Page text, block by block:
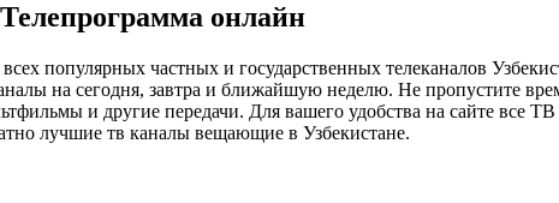
онлайн
популярных частных и государственных телеканалов
на сегодня, завтра и ближайшую неделю. Не пропустите
и другие передачи. Для вашего удобства на сайте все
лучшие тв каналы вещающие в Узбекистане.